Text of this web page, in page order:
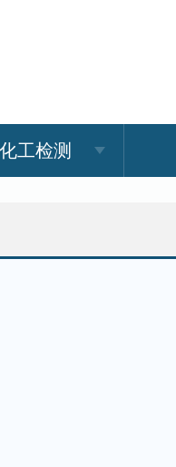
化工检测